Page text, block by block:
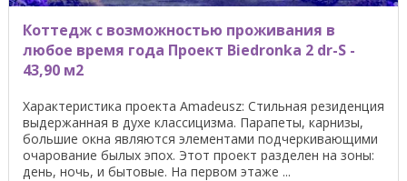
Коттедж с возможностью проживания в
любое время года Проект Biedronka 2 dr-S -
43,90 м2
Характеристика проекта Amadeusz: Стильная резиденция
выдержанная в духе классицизма. Парапеты, карнизы,
большие окна являются элементами подчеркивающими
очарование былых эпох. Этот проект разделен на зоны:
день, ночь, и бытовые. На первом этаже ...